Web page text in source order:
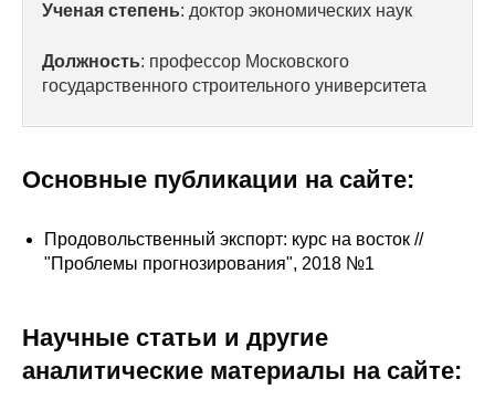
Администрация
Отчетность
Противодействие коррупции
Ученая степень: доктор экономических наук
Должность: профессор Московского
государственного строительного университета
Основные публикации на сайте:
Продовольственный экспорт: курс на восток //
"Проблемы прогнозирования", 2018 №1
Научные статьи и другие
аналитические материалы на сайте: